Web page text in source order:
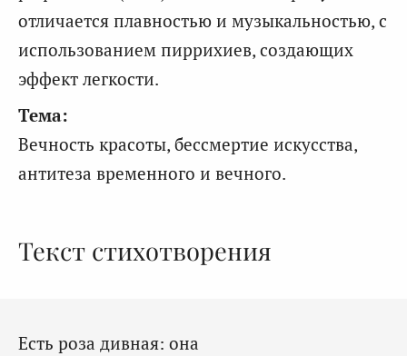
отличается плавностью и музыкальностью, с
использованием пиррихиев, создающих
эффект легкости.
Тема:
Вечность красоты, бессмертие искусства,
антитеза временного и вечного.
Текст стихотворения
Есть роза дивная: она